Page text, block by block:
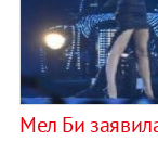
Мел Би